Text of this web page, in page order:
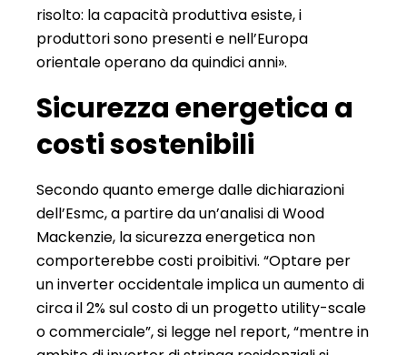
risolto: la capacità produttiva esiste, i
produttori sono presenti e nell’Europa
orientale operano da quindici anni».
Sicurezza energetica a
costi sostenibili
Secondo quanto emerge dalle dichiarazioni
dell’Esmc, a partire da un’analisi di Wood
Mackenzie, la sicurezza energetica non
comporterebbe costi proibitivi. “Optare per
un inverter occidentale implica un aumento di
circa il 2% sul costo di un progetto utility-scale
o commerciale”, si legge nel report, “mentre in